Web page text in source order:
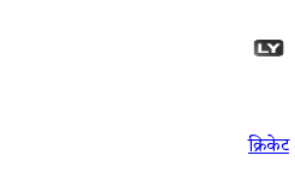
क्रिकेट